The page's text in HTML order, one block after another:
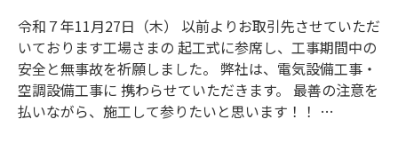
令和７年11月27日（木） 以前よりお取引先させていただ
いております工場さまの 起工式に参席し、工事期間中の
安全と無事故を祈願しました。 弊社は、電気設備工事・
空調設備工事に 携わらせていただきます。 最善の注意を
払いながら、施工して参りたいと思います！！ …